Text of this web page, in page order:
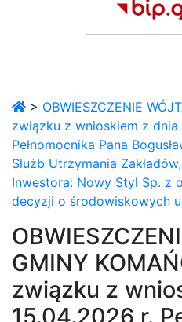
> OBWIESZCZENIE
związku z wnioskiem z dnia
Pełnomocnika Pana
Służb Utrzymania
Inwestora: Nowy Styl Sp. z
decyzji o środowiskowych
GMINY
związku z
15.04.2026 r.